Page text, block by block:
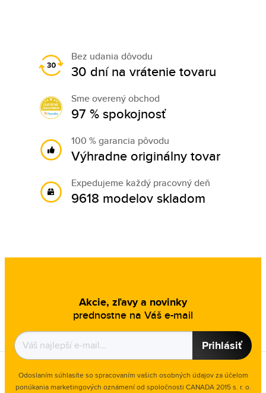
Bez udania dôvodu
30 dní na vrátenie tovaru
Sme overený obchod
97 % spokojnosť
100 % garancia pôvodu
Výhradne originálny tovar
Expedujeme každý pracovný deň
9618 modelov skladom
Akcie, zľavy a novinky
prednostne na Váš e-mail
Prihlásiť
Odoslaním súhlasíte so spracovaním vašich osobných údajov za účelom
ponúkania marketingových oznámení od spoločnosti CANADA 2015 s. r. o.